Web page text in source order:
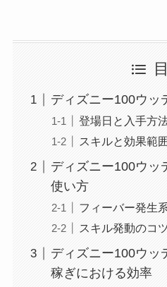
ディズニー100ウッ
登場日と入手方
スキルと効果範囲
ディズニー100ウッ
使い方
フィーバー発生
スキル発動のコ
ディズニー100ウッ
稼ぎにおける効率